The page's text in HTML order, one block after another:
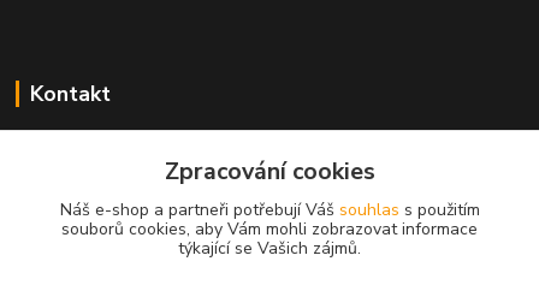
Kontakt
Zpracování cookies
Náš e-shop a partneři potřebují Váš souhlas s použitím
souborů cookies, aby Vám mohli zobrazovat informace
týkající se Vašich zájmů.